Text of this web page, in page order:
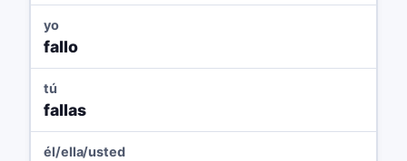
yo
fallo
tú
fallas
él/ella/usted